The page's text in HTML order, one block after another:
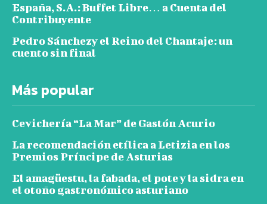
España, S.A.: Buffet Libre… a Cuenta del
Contribuyente
Pedro Sánchezy el Reino del Chantaje: un
cuento sin final
Más popular
Cevichería “La Mar” de Gastón Acurio
La recomendación etílica a Letizia en los
Premios Príncipe de Asturias
El amagüestu, la fabada, el pote y la sidra en
el otoño gastronómico asturiano